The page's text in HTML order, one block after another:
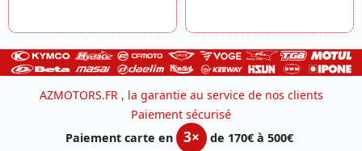
AZMOTORS.FR , la garantie au service de nos clients
Paiement sécurisé
Paiement carte en
3×
de 170€ à 500€